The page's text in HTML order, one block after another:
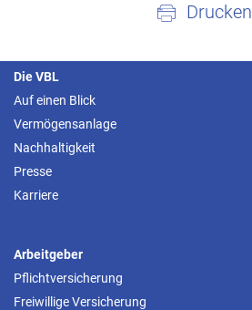
Drucken
Die VBL
Auf einen Blick
Vermögensanlage
Nachhaltigkeit
Presse
Karriere
Arbeitgeber
Pflichtversicherung
Freiwillige Versicherung